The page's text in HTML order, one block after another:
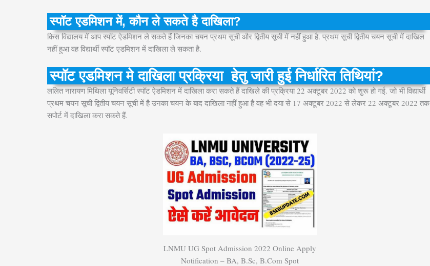
स्पॉट एडमिशन में, कौन ले सकते है दाखिला?
किस विद्यालय में आप स्पॉट ऐडमिशन ले सकते हैं जिनका चयन प्रथम सूची और द्वितीय सूची में नहीं हुआ है. प्रथम सूची द्वितीय चयन सूची में दाखिल
नहीं हुआ वह विद्यार्थी स्पॉट एडमिशन में दाखिला ले सकता है.
स्पॉट एडमिशन मे दाखिला प्रक्रिया हेतु जारी हुई निर्धारित तिथियां?
ललित नारायण मिथिला यूनिवर्सिटी स्पॉट ऐडमिशन में दाखिला करा सकते हैं दाखिले की प्रक्रिया 22 अक्टूबर 2022 को शुरू हो गई. जो भी विद्यार्थी
प्रथम चयन सूची द्वितीय चयन सूची में है उनका चयन के बाद दाखिला नहीं हुआ है वह भी दया से 17 अक्टूबर 2022 से लेकर 22 अक्टूबर 2022 तक
सपोर्ट में दाखिला करा सकते हैं.
LNMU UG Spot Admission 2022 Online Apply
Notification – BA, B.Sc, B.Com Spot